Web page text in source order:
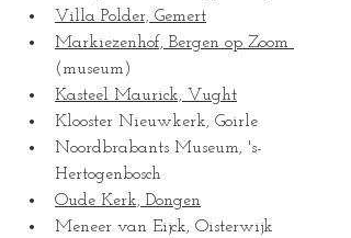
Villa Polder, Gemert
Markiezenhof, Bergen op Zoom
(museum)
Kasteel Maurick, Vught
Klooster Nieuwkerk, Goirle
Noordbrabants Museum, 's-
Hertogenbosch
Oude Kerk, Dongen
Meneer van Eijck, Oisterwijk